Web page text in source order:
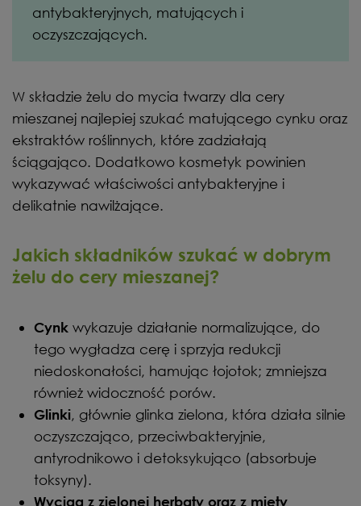
antybakteryjnych, matujących i
oczyszczających.
W składzie żelu do mycia twarzy dla cery
mieszanej najlepiej szukać matującego cynku oraz
ekstraktów roślinnych, które zadziałają
ściągająco. Dodatkowo kosmetyk powinien
wykazywać właściwości antybakteryjne i
delikatnie nawilżające.
Jakich składników szukać w dobrym
żelu do cery mieszanej?
Cynk wykazuje działanie normalizujące, do
tego wygładza cerę i sprzyja redukcji
niedoskonałości, hamując łojotok; zmniejsza
również widoczność porów.
Glinki, głównie glinka zielona, która działa silnie
oczyszczająco, przeciwbakteryjnie,
antyrodnikowo i detoksykująco (absorbuje
toksyny).
Wyciąg z zielonej herbaty oraz z mięty